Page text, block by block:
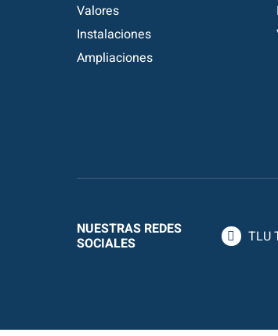
Valores
Instalaciones
Ampliaciones
NUESTRAS REDES
SOCIALES TLU